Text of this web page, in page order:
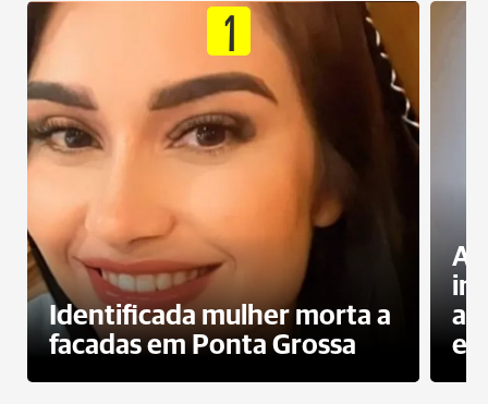
1
Identificada mulher morta a
facadas em Ponta Grossa